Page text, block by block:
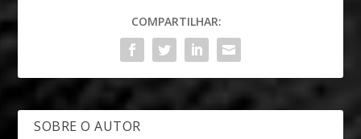
COMPARTILHAR:
SOBRE O AUTOR